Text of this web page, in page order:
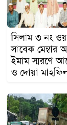
সিলাম ৩ নং
সাবেক মেম্বার
ইমাম স্মরণে
ও দোয়া